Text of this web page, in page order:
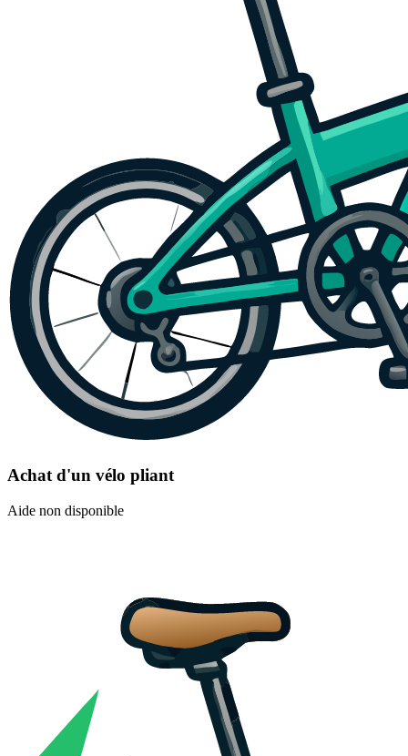
Achat d'un vélo pliant
Aide non disponible